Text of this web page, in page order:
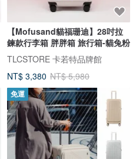
【Mofusand貓福珊迪】28吋拉
鍊款行李箱 胖胖箱 旅行箱-貓兔粉
TLCSTORE 卡若特品牌館
NT$ 3,380 NT$ 5,980
免運